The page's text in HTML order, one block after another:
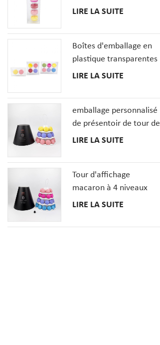
plastique transparent
français
LIRE LA SUITE
Boîtes d'emballage en
plastique transparentes
de biscuit de macarons
d'insertions
LIRE LA SUITE
emballage personnalisé
de présentoir de tour de
macaron à 3 niveaux
LIRE LA SUITE
Tour d'affichage
macaron à 4 niveaux
avec couverture en
LIRE LA SUITE